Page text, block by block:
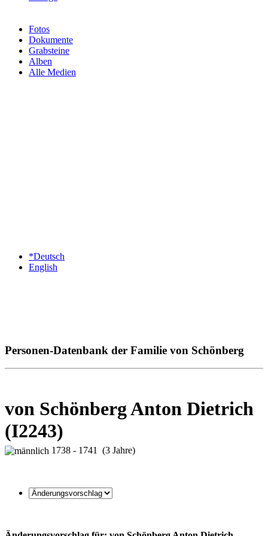
Fotos
Dokumente
Grabsteine
Alben
Alle Medien
*Deutsch
English
Personen-Datenbank der Familie von Schönberg
von Schönberg Anton Dietrich
(I2243)
1738 - 1741 (3 Jahre)